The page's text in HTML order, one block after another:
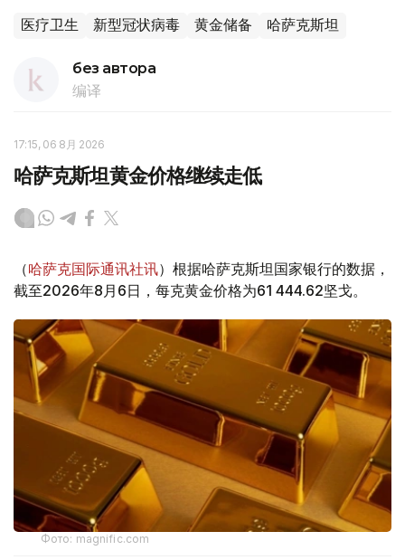
医疗卫生 新型冠状病毒 黄金储备 哈萨克斯坦
без автора
编译
17:15, 06 8月 2026
哈萨克斯坦黄金价格继续走低
（哈萨克国际通讯社讯）根据哈萨克斯坦国家银行的数据，
截至2026年8月6日，每克黄金价格为61 444.62坚戈。
Фото: magnific.com